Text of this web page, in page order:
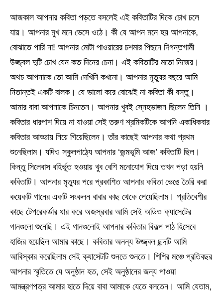
আজকাল আপনার কবিতা পড়তে বসলেই এই কবিতাটির দিকে চোখ চলে
যায়। আপনার মুখ মনে ভেসে ওঠে। কী যে আপন মনে হয় আপনাকে,
বোঝাতে পারি না! আপনার মোটা পাওয়ারের চশমার পিছনে দিগন্তগামী
উজ্জ্বল দুটি চোখ যেন কত দিনের চেনা। এই কবিতাটির মতো নিজের।
অথচ আপনাকে তো আমি দেখিনি কখনো। আপনার মৃত্যুর বছরে আমি
নিতান্তই একটি বালক। যে ভালো করে বোঝেই না কবিতা কী বস্তু।
আমার বাবা আপনাকে চিনতেন। আপনার খুবই স্নেহভাজন ছিলেন তিনি ।
কবিতার ধারপাশ দিয়ে না যাওয়া সেই তরুণ শ্রমিকটিকে আপনি একাধিকবার
কবিতার আড্ডায় নিয়ে গিয়েছিলেন। তাঁর কাছেই আপনার কথা প্রথম
শুনেছিলাম। যদিও স্কুলপাঠ্যে আপনার ‘জন্মভূমি আজ’ কবিতাটি ছিল।
কিন্তু সিলেবাস বহির্ভূত হওয়ায় খুব বেশি মনোযোগ দিয়ে তখন পড়া হয়নি
কবিতাটি। আপনার মৃত্যুর পরে প্রকাশিত আপনার কবিতা ভেঙে তৈরি করা
কয়েকটি গানের একটি সংকলন বাবার কাছ থেকে পেয়েছিলাম। প্রতিবেশীর
কাছে টেপরেকর্ডার ধার করে অজস্রবার আমি সেই অডিও ক্যাসেটের
গানগুলো শুনেছি। এই গানগুলোই আপনার কবিতার বিকল্প পাঠ হিসেবে
হাজির হয়েছিল আমার কাছে। কবিতার অনন্য উজ্জ্বল ছন্দটি আমি
আবিস্কার করেছিলাম সেই ক্যাসেটটি শুনতে শুনতে। শিশির মঞ্চে প্রতিবছর
আপনার স্মৃতিতে যে অনুষ্ঠান হত, সেই অনুষ্ঠানের জন্য পাওয়া
আমন্ত্রণপত্র আমার হাতে দিয়ে বাবা আমাকে যেতে বলতেন। আমি যেতাম,